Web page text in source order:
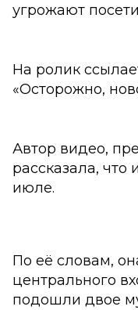
угрожают
На ролик
«Осторожно,
Автор видео,
рассказала,
июле.
По её словам,
центрального
подошли двое